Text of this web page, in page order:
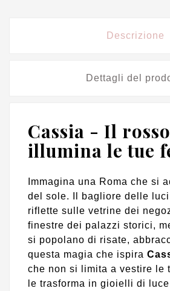
Descrizione
Dettagli del
Cassia - Il
illumina le tue
Immagina una Roma che si
del sole. Il bagliore delle
riflette sulle vetrine dei
finestre dei palazzi storici,
si popolano di risate,
questa magia che ispira
che non si limita a vestire le
le trasforma in gioielli di